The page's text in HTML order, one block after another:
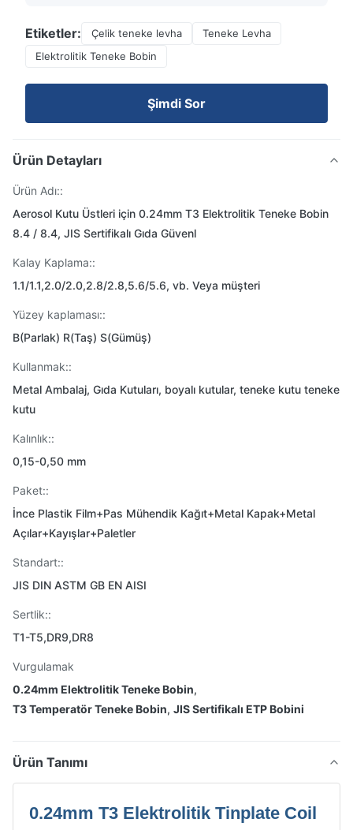
Etiketler: Çelik teneke levha
Teneke Levha
Elektrolitik Teneke Bobin
Şimdi Sor
Ürün Detayları
Ürün Adı::
Aerosol Kutu Üstleri için 0.24mm T3 Elektrolitik Teneke Bobin
8.4 / 8.4, JIS Sertifikalı Gıda Güvenl
Kalay Kaplama::
1.1/1.1,2.0/2.0,2.8/2.8,5.6/5.6, vb. Veya müşteri
Yüzey kaplaması::
B(Parlak) R(Taş) S(Gümüş)
Kullanmak::
Metal Ambalaj, Gıda Kutuları, boyalı kutular, teneke kutu teneke
kutu
Kalınlık::
0,15-0,50 mm
Paket::
İnce Plastik Film+Pas Mühendik Kağıt+Metal Kapak+Metal
Açılar+Kayışlar+Paletler
Standart::
JIS DIN ASTM GB EN AISI
Sertlik::
T1-T5,DR9,DR8
Vurgulamak
0.24mm Elektrolitik Teneke Bobin,
T3 Temperatör Teneke Bobin, JIS Sertifikalı ETP Bobini
Ürün Tanımı
0.24mm T3 Elektrolitik Tinplate Coil